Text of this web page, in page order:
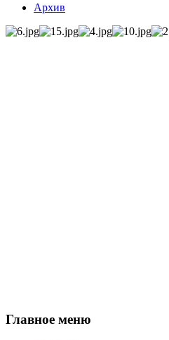
Архив
Главное меню